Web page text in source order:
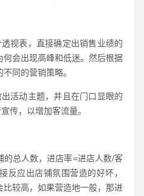
视表，直接确定出销售业绩的
会出现高峰和低迷。然后根据
同的营销策略。
活动主题，并且在门口显眼的
传，以增加客流量。
的总人数，进店率=进店人数/客
反应出店铺氛围营造的好坏，
较高，如果营造地一般，那进